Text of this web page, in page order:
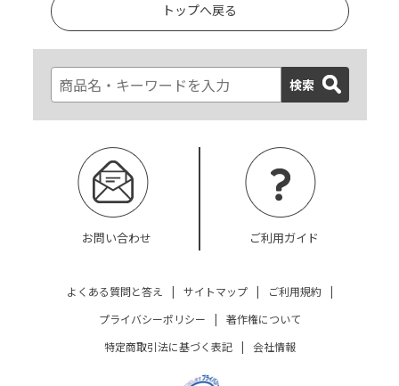
トップへ戻る
検索
お問い合わせ ご利用ガイド
よくある質問と答え | サイトマップ | ご利用規約
|
プライバシーポリシー
|
著作権について
特定商取引法に基づく表記
| 会社情報